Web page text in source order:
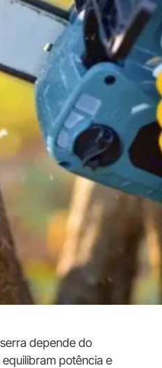
depende do
potência e